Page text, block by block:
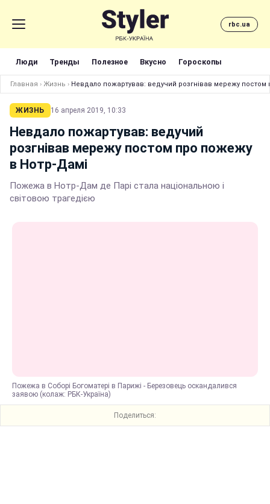
rbc.ua
Люди Тренды Полезное Вкусно Гороскопы
Главная › Жизнь › Невдало пожартував: ведучий розгнівав мережу
ЖИЗНЬ 16 апреля 2019, 10:33
Невдало пожартував: ведучий
розгнівав мережу постом про пожежу
в Нотр-Дамі
Пожежа в Нотр-Дам де Парі стала національною і
світовою трагедією
Пожежа в Соборі Богоматері в Парижі - Березовець оскандалився
заявою (колаж: РБК-Україна)
Поделиться: